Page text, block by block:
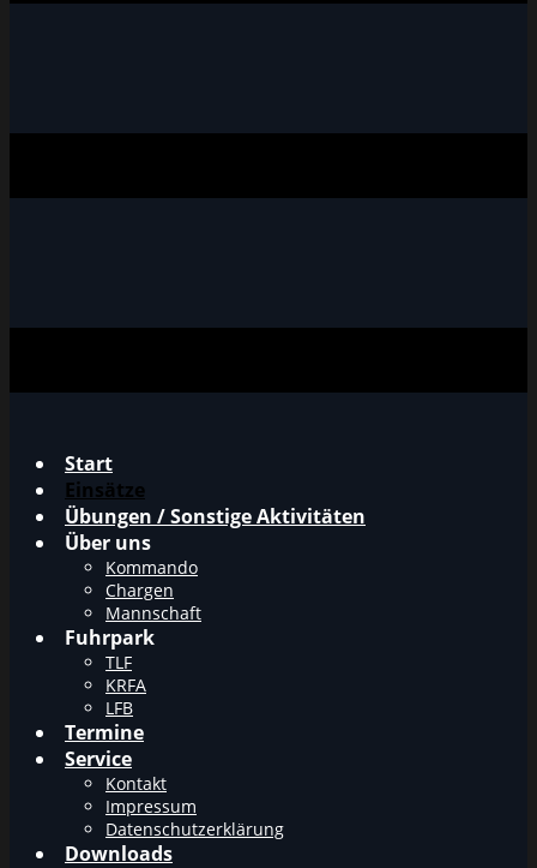
Start
Einsätze
Übungen / Sonstige Aktivitäten
Über uns
Kommando
Chargen
Mannschaft
Fuhrpark
TLF
KRFA
LFB
Termine
Service
Kontakt
Impressum
Datenschutzerklärung
Downloads